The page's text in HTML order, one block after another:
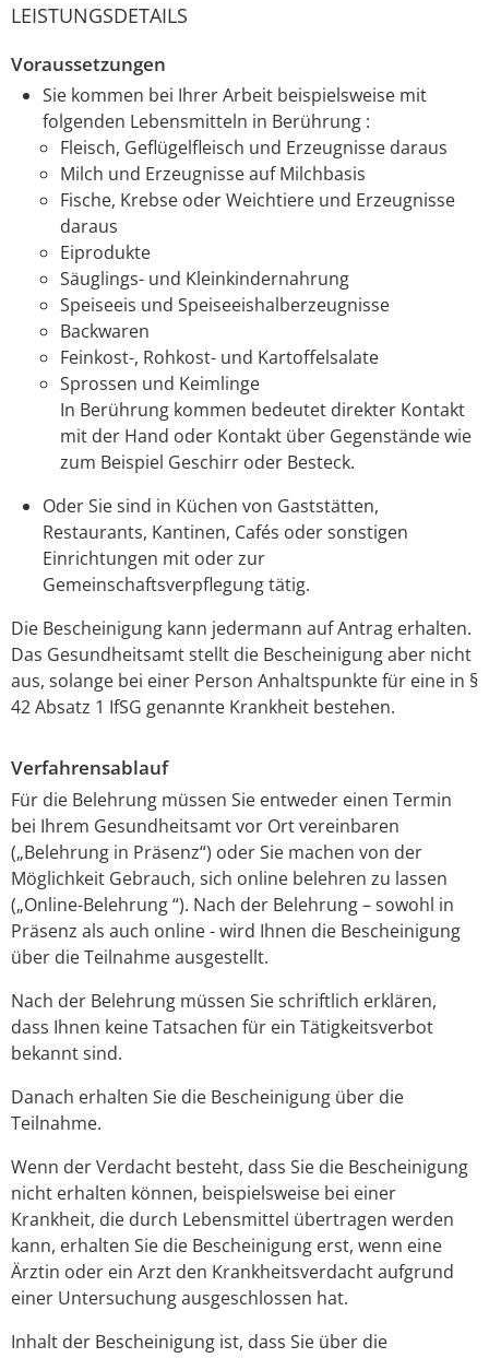
LEISTUNGSDETAILS
Voraussetzungen
Sie kommen bei Ihrer Arbeit beispielsweise mit
folgenden Lebensmitteln in Berührung :
Fleisch, Geflügelfleisch und Erzeugnisse daraus
Milch und Erzeugnisse auf Milchbasis
Fische, Krebse oder Weichtiere und Erzeugnisse
daraus
Eiprodukte
Säuglings- und Kleinkindernahrung
Speiseeis und Speiseeishalberzeugnisse
Backwaren
Feinkost-, Rohkost- und Kartoffelsalate
Sprossen und Keimlinge
In Berührung kommen bedeutet direkter Kontakt
mit der Hand oder Kontakt über Gegenstände wie
zum Beispiel Geschirr oder Besteck.
Oder Sie sind in Küchen von Gaststätten,
Restaurants, Kantinen, Cafés oder sonstigen
Einrichtungen mit oder zur
Gemeinschaftsverpflegung tätig.
Die Bescheinigung kann jedermann auf Antrag erhalten.
Das Gesundheitsamt stellt die Bescheinigung aber nicht
aus, solange bei einer Person Anhaltspunkte für eine in §
42 Absatz 1 IfSG genannte Krankheit bestehen.
Verfahrensablauf
Für die Belehrung müssen Sie entweder einen Termin
bei Ihrem Gesundheitsamt vor Ort vereinbaren
(„Belehrung in Präsenz“) oder Sie machen von der
Möglichkeit Gebrauch, sich online belehren zu lassen
(„Online-Belehrung “). Nach der Belehrung – sowohl in
Präsenz als auch online - wird Ihnen die Bescheinigung
über die Teilnahme ausgestellt.
Nach der Belehrung müssen Sie schriftlich erklären,
dass Ihnen keine Tatsachen für ein Tätigkeitsverbot
bekannt sind.
Danach erhalten Sie die Bescheinigung über die
Teilnahme.
Wenn der Verdacht besteht, dass Sie die Bescheinigung
nicht erhalten können, beispielsweise bei einer
Krankheit, die durch Lebensmittel übertragen werden
kann, erhalten Sie die Bescheinigung erst, wenn eine
Ärztin oder ein Arzt den Krankheitsverdacht aufgrund
einer Untersuchung ausgeschlossen hat.
Inhalt der Bescheinigung ist, dass Sie über die